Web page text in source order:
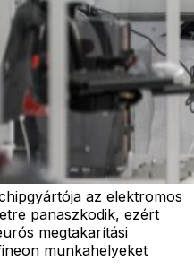
az elektromos
panaszkodik, ezért
megtakarítási
munkahelyeket